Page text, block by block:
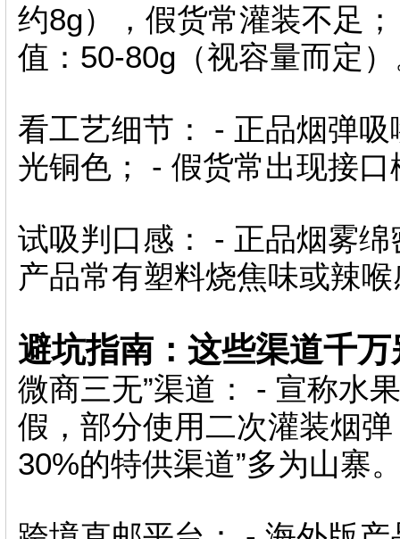
约8g），假货常灌装不足
值：50-80g（视容量而定
看工艺细节： - 正品烟弹
光铜色； - 假货常出现接
试吸判口感： - 正品烟雾
产品常有塑料烧焦味或辣
避坑指南：这些渠道千
微商三无”渠道： - 宣称水
假，部分使用二次灌装烟
30%的特供渠道”多为山寨